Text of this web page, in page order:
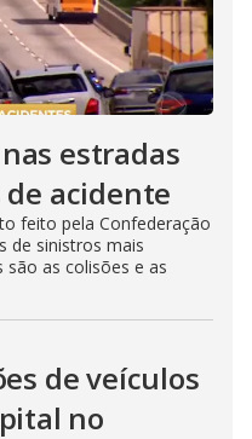
estradas
acidente
feito pela Confederação
de sinistros mais
as colisões e as
de veículos
no